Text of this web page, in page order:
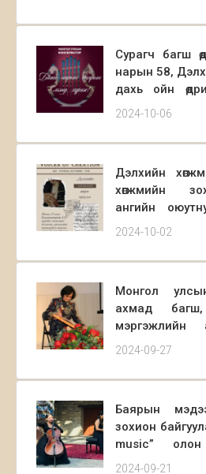
Их Сургуулийн
урьж байна.
Сурагч багш
нарын 58,
дахь ойн
хүргэе.
2024-10-06
Дэлхийн
хөгжмийн
ангийн
creation” уран
зааланд
2024-10-02
Монгол
ахмад
хөгжимчний
боловсролын
ажилтан,
тэнхимийн
тэнхимийн
САНДАГ
2024-09-27
Баярын
зохион
music” олон
хөгжимчдийн
2024-09-21